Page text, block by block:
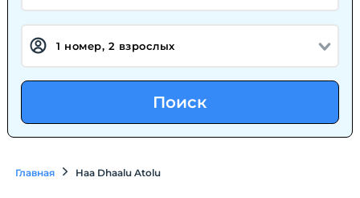
Поиск
Главная Haa Dhaalu Atolu